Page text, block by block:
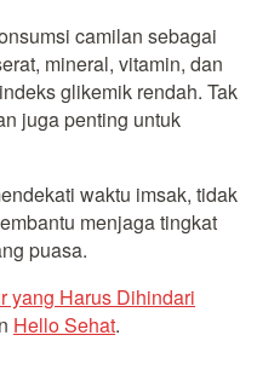
camilan sebagai
mineral, vitamin, dan
glikemik rendah. Tak
juga penting untuk
waktu imsak, tidak
menjaga tingkat
puasa.
yang Harus Dihindari
Hello Sehat.